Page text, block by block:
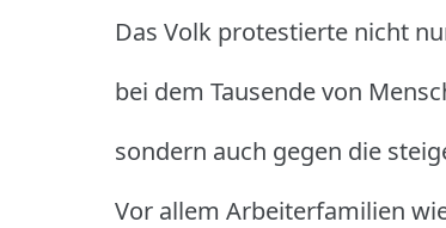
Das Volk protestierte nicht
bei dem Tausende von
sondern auch gegen die
Vor allem Arbeiterfamilien